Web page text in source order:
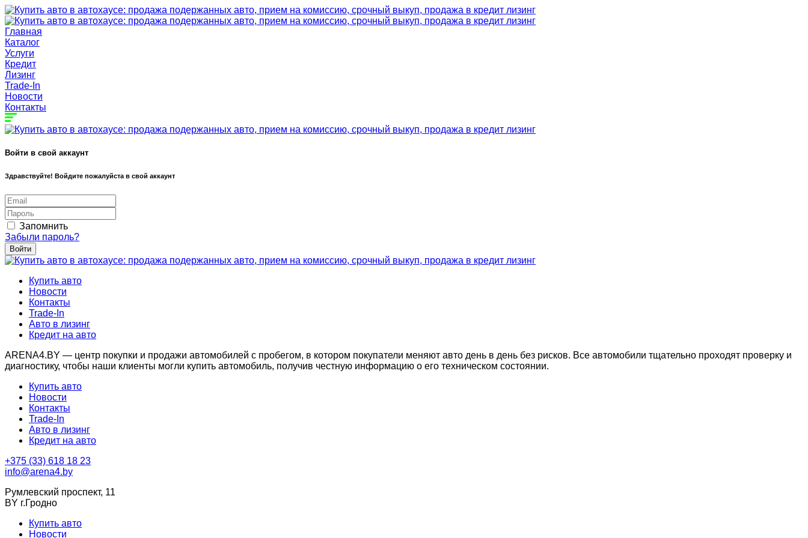
Главная
Каталог
Услуги
Кредит
Лизинг
Trade-In
Новости
Контакты
Войти в свой аккаунт
Здравствуйте! Войдите пожалуйста в свой аккаунт
Запомнить
Забыли пароль?
Войти
Купить авто
Новости
Контакты
Trade-In
Авто в лизинг
Кредит на авто
ARENA4.BY — центр покупки и продажи автомобилей с пробегом, в котором покупатели меняют авто день в день без рисков. Все автомобили тщательно проходят проверку и
диагностику, чтобы наши клиенты могли купить автомобиль, получив честную информацию о его техническом состоянии.
Купить авто
Новости
Контакты
Trade-In
Авто в лизинг
Кредит на авто
+375 (33) 618 18 23
info@arena4.by
Румлевский проспект, 11
BY г.Гродно
Купить авто
Новости